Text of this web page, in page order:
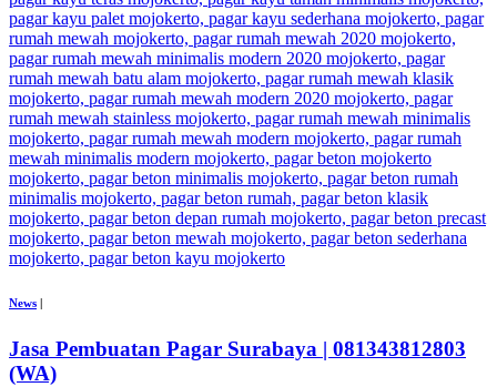
News
Jasa Pembuatan Pagar Surabaya | 081343812803
(WA)